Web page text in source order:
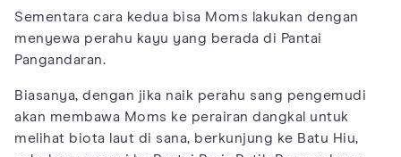
Sementara cara kedua bisa Moms lakukan dengan
menyewa perahu kayu yang berada di Pantai
Pangandaran.
Biasanya, dengan jika naik perahu sang pengemudi
akan membawa Moms ke perairan dangkal untuk
melihat biota laut di sana, berkunjung ke Batu Hiu,